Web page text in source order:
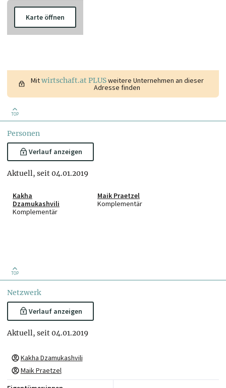
Karte öffnen
Mitwirtschaft.at PLUSweitere Unternehmen an dieser
Adresse finden
TOP
Personen
Verlauf anzeigen
Aktuell, seit 04.01.2019
Kakha
Dzamukashvili
Komplementär
Maik Praetzel
Komplementär
TOP
Netzwerk
Verlauf anzeigen
Aktuell, seit 04.01.2019
Kakha Dzamukashvili
Maik Praetzel